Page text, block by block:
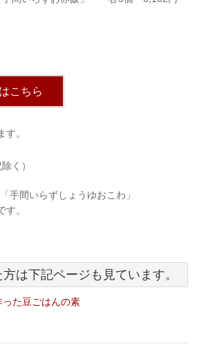
こちら
。
く）
手間いらずしょうゆおこわ」
。
は下記ページも見ています。
った豆ごはんの素